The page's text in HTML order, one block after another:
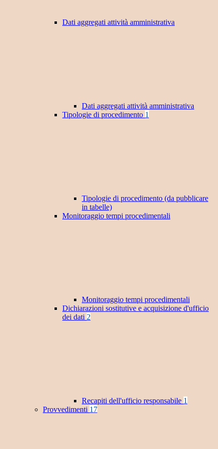
Dati aggregati attività amministrativa
Dati aggregati attività amministrativa
Tipologie di procedimento 1
Tipologie di procedimento (da pubblicare
in tabelle)
Monitoraggio tempi procedimentali
Monitoraggio tempi procedimentali
Dichiarazioni sostitutive e acquisizione d'ufficio
dei dati 2
Recapiti dell'ufficio responsabile 1
Provvedimenti 17